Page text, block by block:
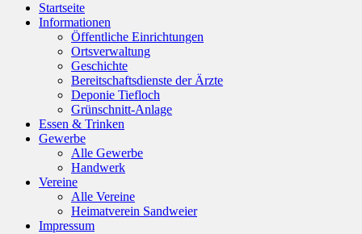
Startseite
Informationen
Öffentliche Einrichtungen
Ortsverwaltung
Geschichte
Bereitschaftsdienste der Ärzte
Deponie Tiefloch
Grünschnitt-Anlage
Essen & Trinken
Gewerbe
Alle Gewerbe
Handwerk
Vereine
Alle Vereine
Heimatverein Sandweier
Impressum